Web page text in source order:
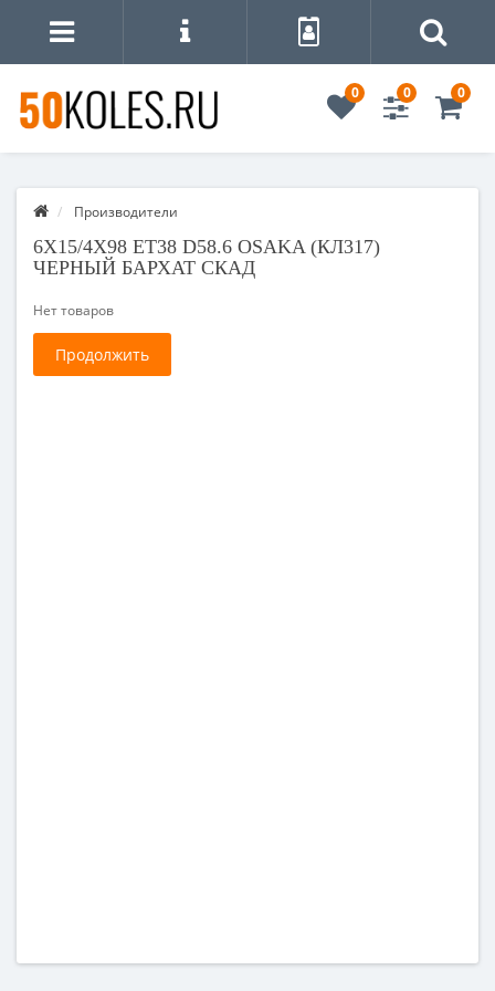
0 0 0
Производители
6X15/4X98 ET38 D58.6 OSAKA (КЛ317)
ЧЕРНЫЙ БАРХАТ СКАД
Нет товаров
Продолжить